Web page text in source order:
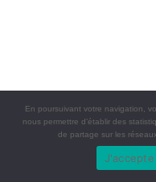
En poursuivant votre navigation,
nous permettre d’établir des
de partage sur les
J'accepte